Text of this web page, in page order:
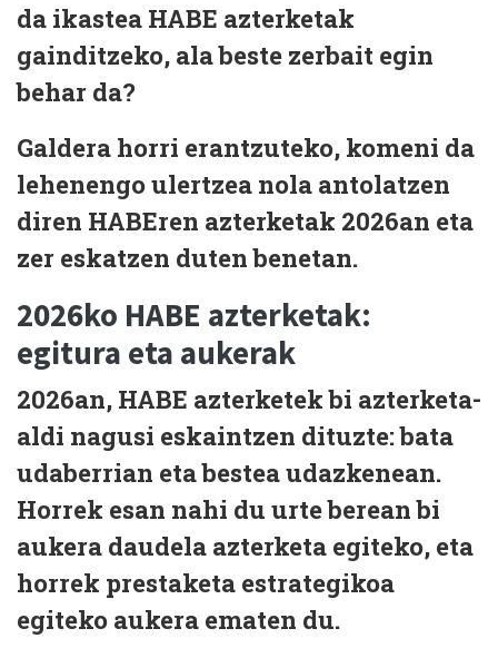
da ikastea HABE azterketak
gainditzeko, ala beste zerbait egin
behar da?
Galdera horri erantzuteko, komeni da
lehenengo ulertzea nola antolatzen
diren HABEren azterketak 2026an eta
zer eskatzen duten benetan.
2026ko HABE azterketak:
egitura eta aukerak
2026an, HABE azterketek bi azterketa-
aldi nagusi eskaintzen dituzte: bata
udaberrian eta besteaudazkenean.
Horrek esan nahi du urte berean bi
aukera daudela azterketa egiteko, eta
horrek prestaketa estrategikoa
egiteko aukera ematen du.